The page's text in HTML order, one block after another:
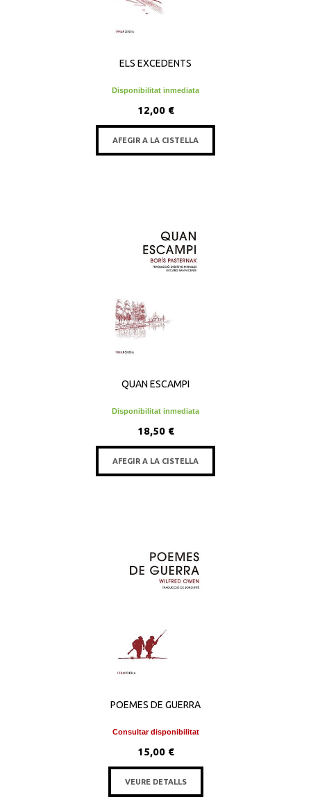
ELS EXCEDENTS
Disponibilitat inmediata
12,00 €
AFEGIR A LA CISTELLA
QUAN ESCAMPI
Disponibilitat inmediata
18,50 €
AFEGIR A LA CISTELLA
POEMES DE GUERRA
Consultar disponibilitat
15,00 €
VEURE DETALLS